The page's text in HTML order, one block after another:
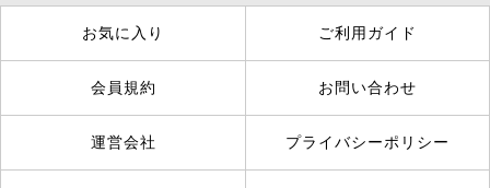
お気に入り ご利用ガイド
会員規約 お問い合わせ
運営会社 プライバシーポリシー